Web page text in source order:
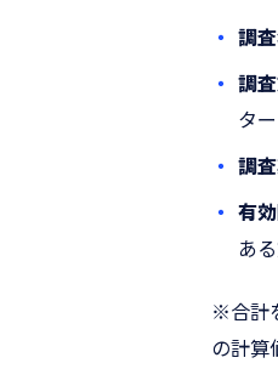
調
調
タ
調
有
あ
※合計
の計算